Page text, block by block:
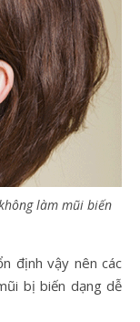
làm mũi biến
định vậy nên các
bị biến dạng dễ